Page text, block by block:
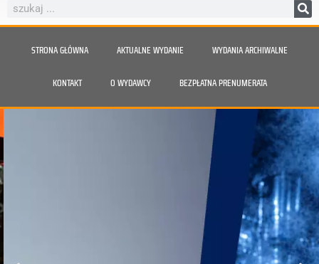
STRONA GŁÓWNA AKTUALNE WYDANIE WYDANIA ARCHIWALNE
KONTAKT O WYDAWCY BEZPŁATNA PRENUMERATA
Nie daj się zaskoczyć parze.
Najczęściej występujące problemy
w systemach pary i kondensatu